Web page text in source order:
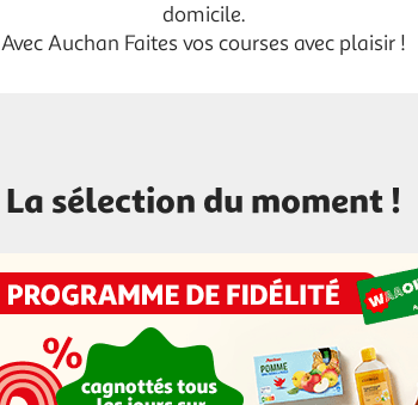
domicile.
Avec Auchan Faites vos courses avec plaisir !
La sélection du moment !